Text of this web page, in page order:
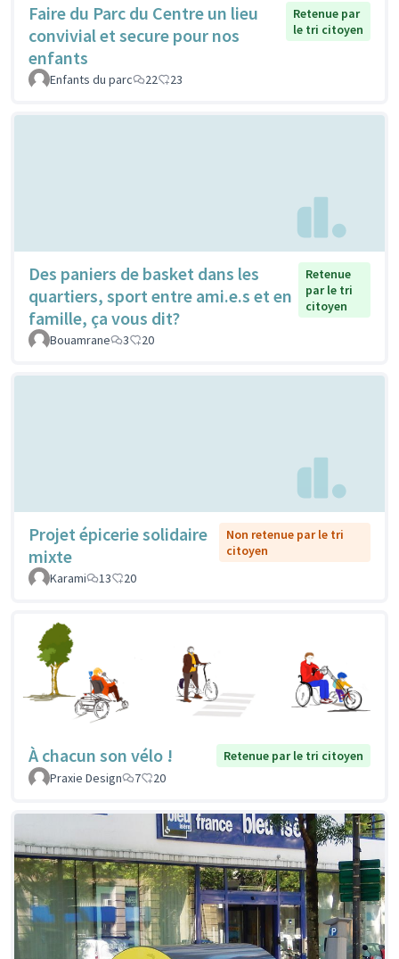
Faire du Parc du Centre un lieu
convivial et secure pour nos
enfants
Retenue par
le tri citoyen
Enfants du parc 22 23
Des paniers de basket dans les
quartiers, sport entre ami.e.s et en
famille, ça vous dit?
Retenue
par le tri
citoyen
Bouamrane 3 20
Projet épicerie solidaire
mixte
Non retenue par le tri
citoyen
Karami
13 20
À chacun son vélo !
Retenue par le tri citoyen
Praxie Design
7 20